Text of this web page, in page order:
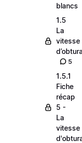
blancs
1.5
La
vitesse
5
1.5.1
Fiche
récap
5 -
La
vitesse